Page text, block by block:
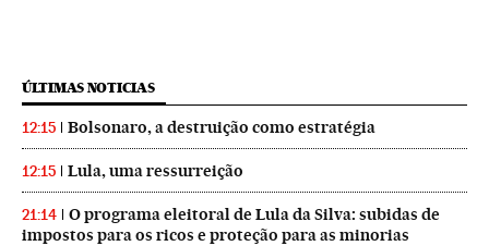
ÚLTIMAS NOTICIAS
12:15 Bolsonaro, a destruição como estratégia
12:15 Lula, uma ressurreição
21:14
O programa eleitoral de Lula da Silva: subidas de
impostos para os ricos e proteção para as minorias